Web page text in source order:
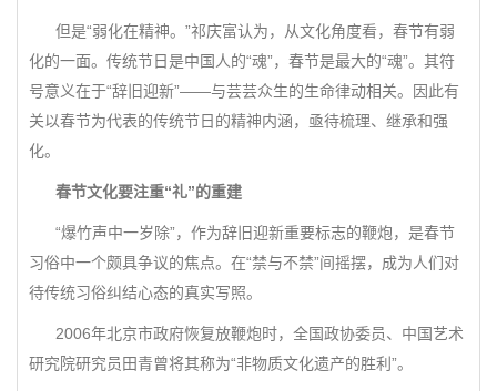
但是“弱化在精神。”祁庆富认为，从文化角度看，春节有弱
化的一面。传统节日是中国人的“魂”，春节是最大的“魂”。其符
号意义在于“辞旧迎新”——与芸芸众生的生命律动相关。因此有
关以春节为代表的传统节日的精神内涵，亟待梳理、继承和强
化。
春节文化要注重“礼”的重建
“爆竹声中一岁除”，作为辞旧迎新重要标志的鞭炮，是春节
习俗中一个颇具争议的焦点。在“禁与不禁”间摇摆，成为人们对
待传统习俗纠结心态的真实写照。
2006年北京市政府恢复放鞭炮时，全国政协委员、中国艺术
研究院研究员田青曾将其称为“非物质文化遗产的胜利”。